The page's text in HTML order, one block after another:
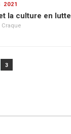
2021
la culture en lutte
Craque
3